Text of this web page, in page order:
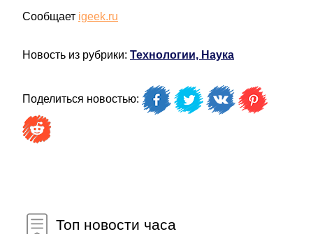
Сообщает igeek.ru
Новость из рубрики: Технологии, Наука
Поделиться новостью:
Топ новости часа